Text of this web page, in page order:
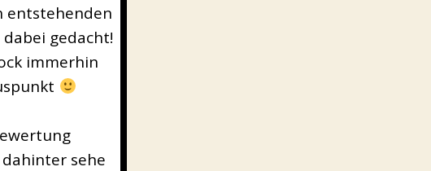
entstehenden
gedacht!
immerhin
sehe